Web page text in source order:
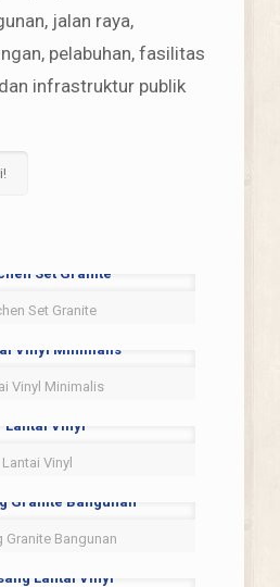
jalan raya,
pelabuhan, fasilitas
infrastruktur publik
Set Granite
Vinyl Minimalis
Lantai Vinyl
Granite Bangunan